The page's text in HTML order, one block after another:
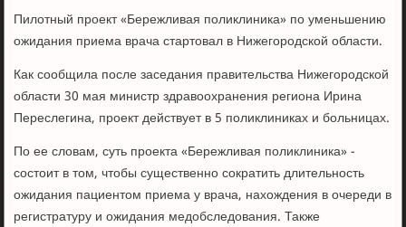
Пилотный проект «Бережливая поликлиника» по уменьшению
ожидания приема врача стартовал в Нижегородской области.
Как сообщила после заседания правительства Нижегородской
области 30 мая министр здравоохранения региона Ирина
Переслегина, проект действует в 5 поликлиниках и больницах.
По ее словам, суть проекта «Бережливая поликлиника» -
состоит в том, чтобы существенно сократить длительность
ожидания пациентом приема у врача, нахождения в очереди в
регистратуру и ожидания медобследования. Также